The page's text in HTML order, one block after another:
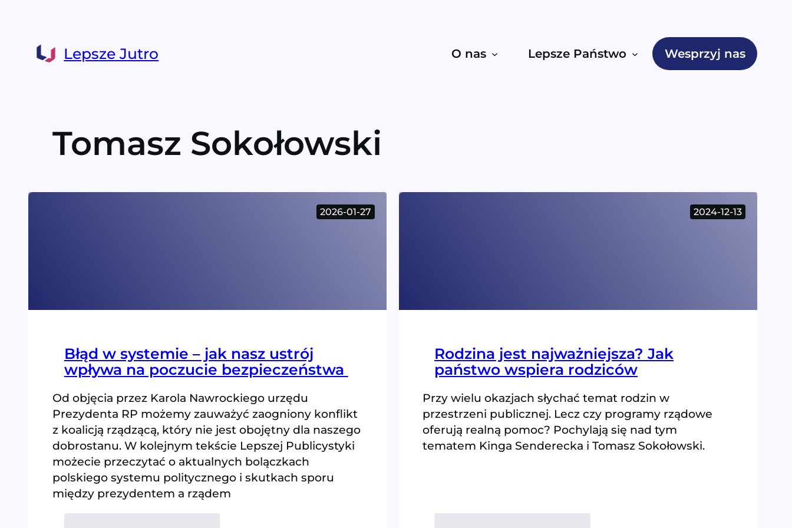
Lepsze Jutro O nas Lepsze Państwo Wesprzyj nas
Tomasz Sokołowski
2026-01-27
Błąd w systemie – jak nasz ustrój
wpływa na poczucie bezpieczeństwa
Od objęcia przez Karola Nawrockiego urzędu
Prezydenta RP możemy zauważyć zaogniony konflikt
z koalicją rządzącą, który nie jest obojętny dla naszego
dobrostanu. W kolejnym tekście Lepszej Publicystyki
możecie przeczytać o aktualnych bolączkach
polskiego systemu politycznego i skutkach sporu
między prezydentem a rządem
2024-12-13
Rodzina jest najważniejsza? Jak
państwo wspiera rodziców
Przy wielu okazjach słychać temat rodzin w
przestrzeni publicznej. Lecz czy programy rządowe
oferują realną pomoc? Pochylają się nad tym
tematem Kinga Senderecka i Tomasz Sokołowski.